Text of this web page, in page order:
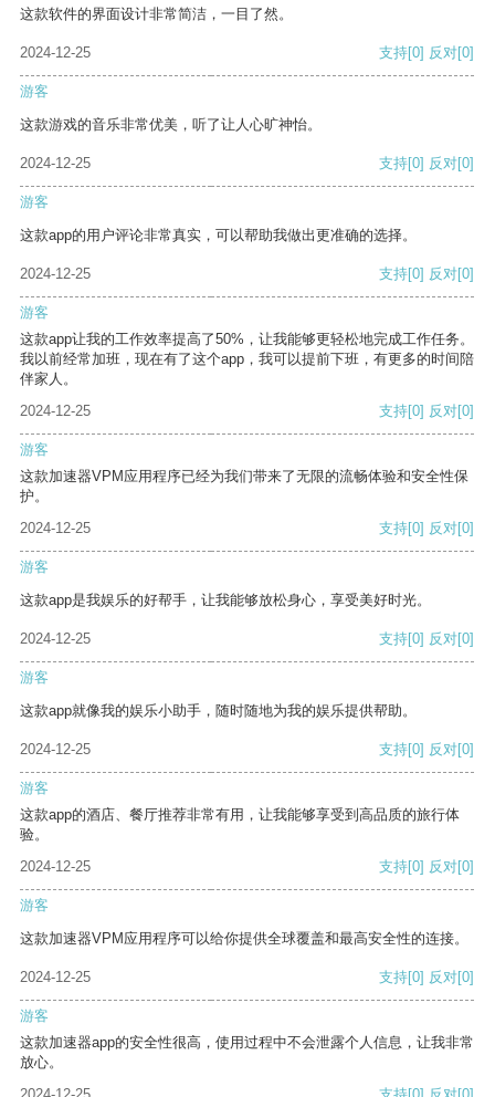
这款软件的界面设计非常简洁，一目了然。
2024-12-25 支持[0] 反对[0]
游客
这款游戏的音乐非常优美，听了让人心旷神怡。
2024-12-25 支持[0] 反对[0]
游客
这款app的用户评论非常真实，可以帮助我做出更准确的选择。
2024-12-25 支持[0] 反对[0]
游客
这款app让我的工作效率提高了50%，让我能够更轻松地完成工作任务。
我以前经常加班，现在有了这个app，我可以提前下班，有更多的时间陪
伴家人。
2024-12-25
支持[0] 反对[0]
游客
这款加速器VPM应用程序已经为我们带来了无限的流畅体验和安全性保
护。
2024-12-25
支持[0] 反对[0]
游客
这款app是我娱乐的好帮手，让我能够放松身心，享受美好时光。
2024-12-25 支持[0] 反对[0]
游客
这款app就像我的娱乐小助手，随时随地为我的娱乐提供帮助。
2024-12-25 支持[0] 反对[0]
游客
这款app的酒店、餐厅推荐非常有用，让我能够享受到高品质的旅行体
验。
2024-12-25
支持[0] 反对[0]
游客
这款加速器VPM应用程序可以给你提供全球覆盖和最高安全性的连接。
2024-12-25 支持[0] 反对[0]
游客
这款加速器app的安全性很高，使用过程中不会泄露个人信息，让我非常
放心。